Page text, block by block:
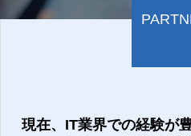
現在、IT業界での経験が